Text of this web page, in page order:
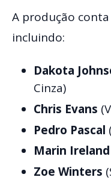
A produção
incluindo:
Dakota
Cinza)
Chris Evans
Pedro Pascal
Marin Ireland
Zoe Winters